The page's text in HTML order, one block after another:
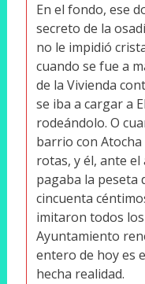
En el fondo, ese
secreto de la
no le impidió
cuando se fue a
de la Vivienda
se iba a cargar a
rodeándolo. O
barrio con
rotas, y él, ante
pagaba la peseta
cincuenta
imitaron todos
Ayuntamiento
entero de hoy es
hecha realidad.